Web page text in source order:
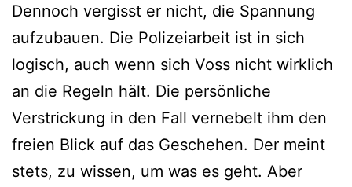
Dennoch vergisst er nicht, die Spannung
aufzubauen. Die Polizeiarbeit ist in sich
logisch, auch wenn sich Voss nicht wirklich
an die Regeln hält. Die persönliche
Verstrickung in den Fall vernebelt ihm den
freien Blick auf das Geschehen. Der meint
stets, zu wissen, um was es geht. Aber